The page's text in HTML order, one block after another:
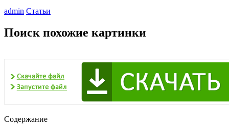
admin Статьи
Поиск похожие картинки
Содержание